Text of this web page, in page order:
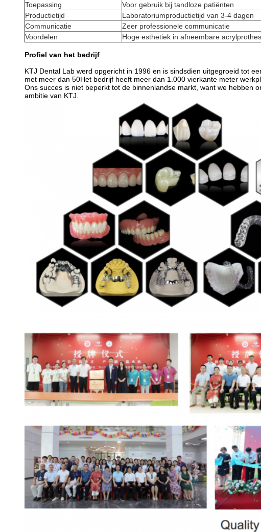
Toepassing
Voor gebruik bij tandloze patiënten
Productietijd
Laboratoriumproductietijd van 3-4 dagen
Communicatie
Zeer professionele communicatie
Voordelen
Hoge esthetiek in afneembare
Profiel van het bedrijf
KTJ Dental Lab werd opgericht in 1996 en is sindsdien uitgegroeid tot
met meer dan 50Het bedrijf heeft meer dan 1.000 vierkante meter
Ons succes is niet beperkt tot de binnenlandse markt, want we hebben
ambitie van KTJ.